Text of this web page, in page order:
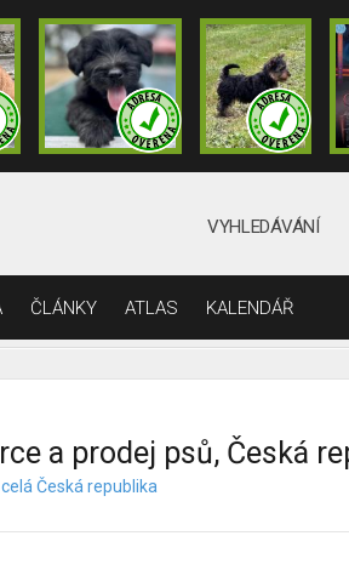
VYHLEDÁVÁNÍ
ČLÁNKY ATLAS KALENDÁŘ
a prodej psů, Česká
Česká republika